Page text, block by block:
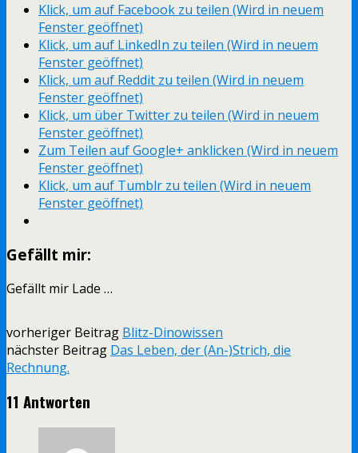
Klick, um auf Facebook zu teilen (Wird in neuem
Fenster geöffnet)
Klick, um auf LinkedIn zu teilen (Wird in neuem
Fenster geöffnet)
Klick, um auf Reddit zu teilen (Wird in neuem
Fenster geöffnet)
Klick, um über Twitter zu teilen (Wird in neuem
Fenster geöffnet)
Zum Teilen auf Google+ anklicken (Wird in neuem
Fenster geöffnet)
Klick, um auf Tumblr zu teilen (Wird in neuem
Fenster geöffnet)
Gefällt mir:
Gefällt mir Lade …
vorheriger Beitrag Blitz-Dinowissen
nächster Beitrag Das Leben, der (An-)Strich, die
Rechnung.
11 Antworten